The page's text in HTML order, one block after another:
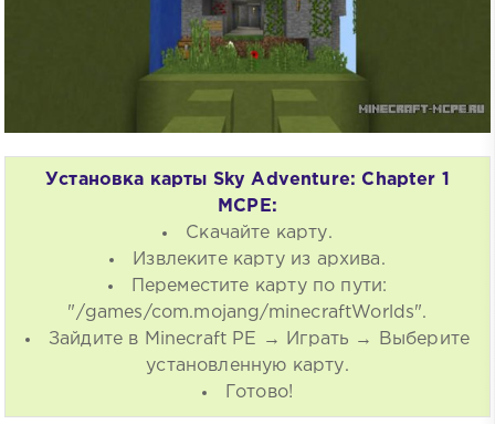
Установка карты Sky Adventure: Chapter 1
MCPE:
Скачайте карту.
Извлеките карту из архива.
Переместите карту по пути:
"/games/com.mojang/minecraftWorlds".
Зайдите в Minecraft PE → Играть → Выберите
установленную карту.
Готово!